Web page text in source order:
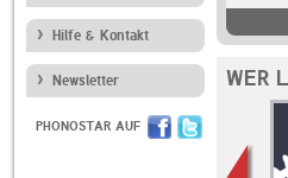
Hilfe & Kontakt
Newsletter
PHONOSTAR AUF
WER